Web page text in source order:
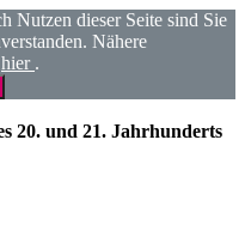
Nutzen dieser Seite sind Sie
Nähere
hier .
20. und 21. Jahrhunderts